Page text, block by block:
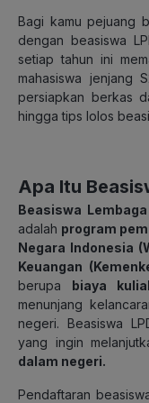
Bagi kamu pejuang
dengan beasiswa
setiap tahun ini
mahasiswa jenjang
persiapkan berkas
hingga tips lolos
Apa Itu
Beasiswa
adalah program
Negara Indonesia
Keuangan
berupa biaya
menunjang
negeri. Beasiswa
yang ingin
dalam negeri.
Pendaftaran